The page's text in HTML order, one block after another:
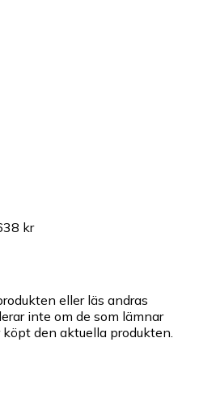
kr
eller läs andras
inte om de som lämnar
den aktuella produkten.